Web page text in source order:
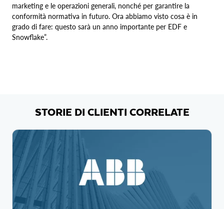
marketing e le operazioni generali, nonché per garantire la
conformità normativa in futuro. Ora abbiamo visto cosa è in
grado di fare: questo sarà un anno importante per EDF e
Snowflake”.
STORIE DI CLIENTI CORRELATE